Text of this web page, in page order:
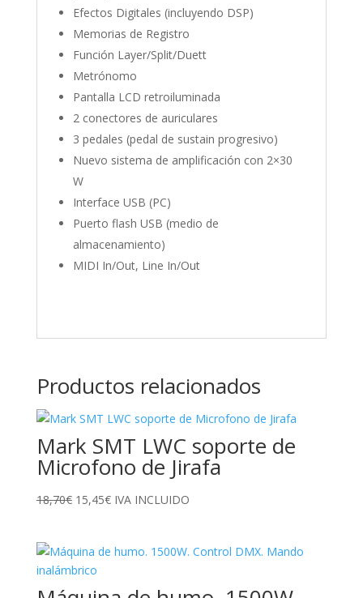
Efectos Digitales (incluyendo DSP)
Memorias de Registro
Función Layer/Split/Duett
Metrónomo
Pantalla LCD retroiluminada
2 conectores de auriculares
3 pedales (pedal de sustain progresivo)
Nuevo sistema de amplificación con 2×30
W
Interface USB (PC)
Puerto flash USB (medio de
almacenamiento)
MIDI In/Out, Line In/Out
Productos relacionados
Mark SMT LWC soporte de
Microfono de Jirafa
18,70€ El
era:
18,70€.
15,45€El
es:
IVA INCLUIDO